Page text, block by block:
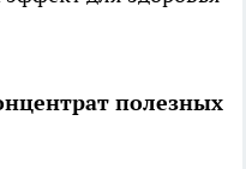
полезных